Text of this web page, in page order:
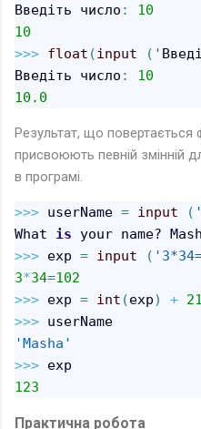
Введіть число :
10
10
>>> float (input ( '
Введіть число :
10
10.0
Результат, що повертається
присвоюють певній змінній
в програмі.
>>> userName = input (
What is
>>> exp = input (
3*34=102
>>> exp = int (exp) + 21
>>>
'Masha'
>>>
123
Практична робота